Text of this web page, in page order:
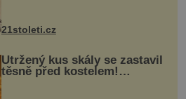
nohou, a způsobuje bole...
21stoleti.cz
Utržený kus skály se zastavil
těsně před kostelem!
Ochránila ho boží síla?